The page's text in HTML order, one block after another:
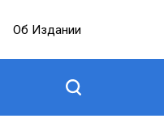
Об Издании